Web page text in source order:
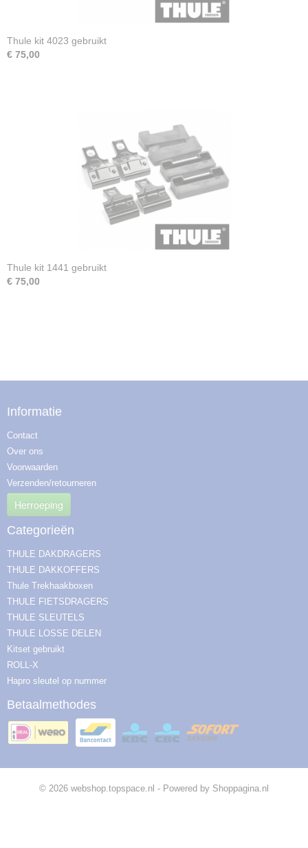
Thule kit 4023 gebruikt
€ 75,00
Thule kit 1441 gebruikt
€ 75,00
Informatie
Contact
Over ons
Voorwaarden
Verzenden/retourneren
Herroeping
Categorieën
THULE DAKDRAGERS
THULE DAKKOFFERS
Thule Trekhaakboxen
THULE FIETSDRAGERS
THULE SLEUTELS
THULE LOSSE DELEN
Kitset gebruikt
ROLL-X
Hapro sleutel op nummer
Betaalmethodes
© 2026 webshop.topspace.nl - Powered by Shoppagina.nl